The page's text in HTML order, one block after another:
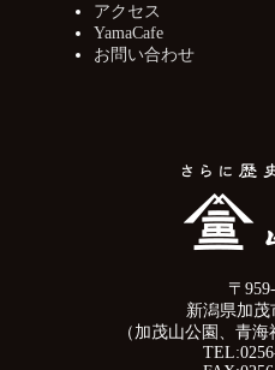
アクセス
YamaCafe
お問い合わせ
〒
新潟県加茂
（加茂山公園、青海